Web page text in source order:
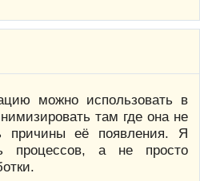
можно использовать в
там где она не
причины её появления. Я
процессов, а не просто